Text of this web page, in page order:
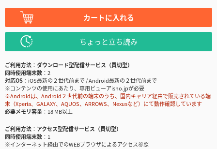
カートに入れる
ちょっと立ち読み
ご利用方法
ダウンロード型配信サービス（買切型）
同時使用端末数
2
対応OS
iOS最新の２世代前まで / Android最新の２世代前まで
※コンテンツの使用にあたり、専用ビューアisho.jpが必要
※Androidは、Android２世代前の端末のうち、国内キャリア経由で販売されている端
末（Xperia、GALAXY、AQUOS、ARROWS、Nexusなど）にて動作確認しています
必要メモリ容量
18 MB以上
ご利用方法
アクセス型配信サービス（買切型）
同時使用端末数
1
※インターネット経由でのWEBブラウザによるアクセス参照